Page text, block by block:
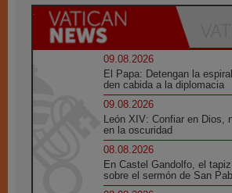
09.08.2026
El Papa: Detengan la
den cabida a la diplomacia
09.08.2026
León XIV: Confiar en Dios,
en la oscuridad
08.08.2026
En Castel Gandolfo, el
sobre el sermón de San